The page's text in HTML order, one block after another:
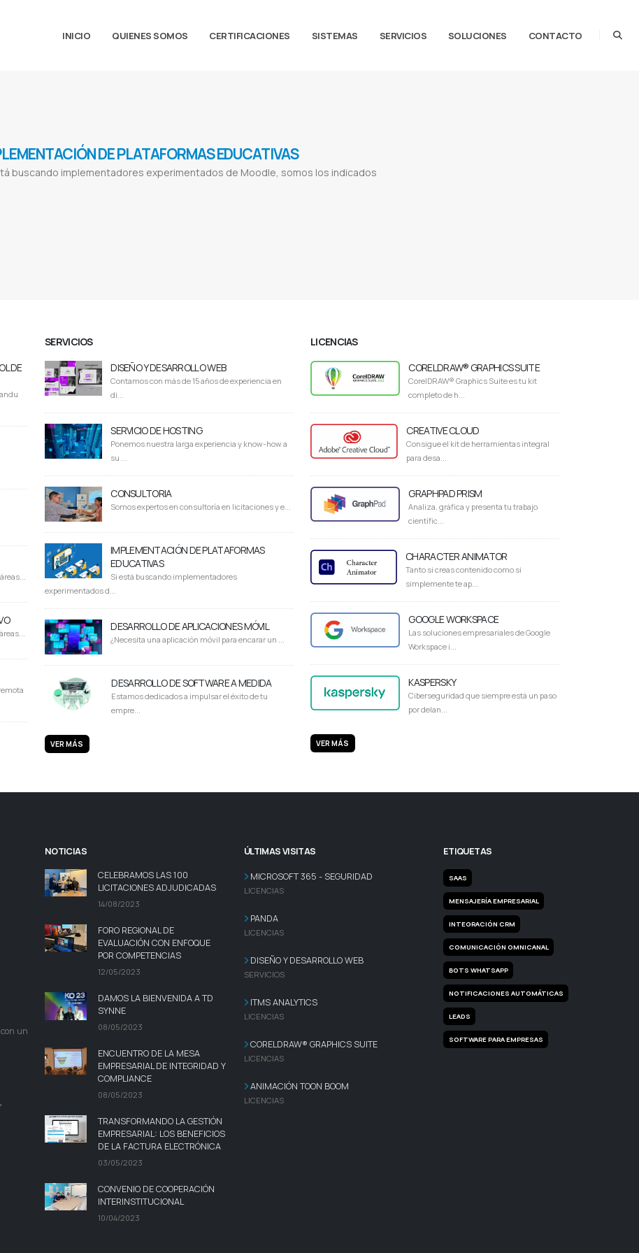
INICIO QUIENES SOMOS CERTIFICACIONES SISTEMAS SERVICIOS SOLUCIONES CONTACTO
DE PLATAFORMAS EDUCATIVAS
buscando implementadores experimentados de Moodle, somos los indicados
DE
SERVICIOS
DISEÑO Y DESARROLLO WEB
Contamos con más de 15 años de experiencia en
di...
SERVICIO DE HOSTING
Ponemos nuestra larga experiencia y know-how a
su ...
CONSULTORIA
Somos expertos en consultoría en licitaciones y e...
IMPLEMENTACIÓN DE PLATAFORMAS
EDUCATIVAS
Si está buscando implementadores
experimentados d...
DESARROLLO DE APLICACIONES MÓVIL
¿Necesita una aplicación móvil para encarar un ...
DESARROLLO DE SOFTWARE A MEDIDA
Estamos dedicados a impulsar el éxito de tu
empre...
VER MÁS
LICENCIAS
CORELDRAW® GRAPHICS SUITE
CorelDRAW® Graphics Suite es tu kit
completo de h...
CREATIVE CLOUD
Consigue el kit de herramientas integral
para desa...
GRAPHPAD PRISM
Analiza, gráfica y presenta tu trabajo
científic...
CHARACTER ANIMATOR
Tanto si creas contenido como si
simplemente te ap...
GOOGLE WORKSPACE
Las soluciones empresariales de Google
Workspace i...
KASPERSKY
Ciberseguridad que siempre está un paso
por delan...
VER MÁS
un
NOTICIAS
CELEBRAMOS LAS 100
LICITACIONES ADJUDICADAS
14/08/2023
FORO REGIONAL DE
EVALUACIÓN CON ENFOQUE
POR COMPETENCIAS
12/05/2023
DAMOS LA BIENVENIDA A TD
SYNNE
08/05/2023
ENCUENTRO DE LA MESA
EMPRESARIAL DE INTEGRIDAD Y
COMPLIANCE
08/05/2023
TRANSFORMANDO LA GESTIÓN
EMPRESARIAL: LOS BENEFICIOS
DE LA FACTURA ELECTRÓNICA
03/05/2023
CONVENIO DE COOPERACIÓN
INTERINSTITUCIONAL
10/04/2023
ÚLTIMAS VISITAS
MICROSOFT 365 - SEGURIDAD
LICENCIAS
PANDA
LICENCIAS
DISEÑO Y DESARROLLO WEB
SERVICIOS
ITMS ANALYTICS
LICENCIAS
CORELDRAW® GRAPHICS SUITE
LICENCIAS
ANIMACIÓN TOON BOOM
LICENCIAS
ETIQUETAS
SAAS
MENSAJERÍA EMPRESARIAL
INTEGRACIÓN CRM
COMUNICACIÓN OMNICANAL
BOTS WHATSAPP
NOTIFICACIONES AUTOMÁTICAS
LEADS
SOFTWARE PARA EMPRESAS